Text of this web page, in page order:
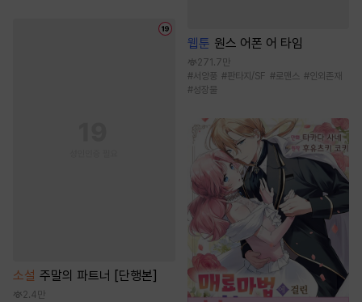
소설 주말의 파트너 [단행본]
2.4만
웹툰 원스 어폰 어 타임
271.7만
#서양풍 #판타지/SF #로맨스 #인외존재
#성장물